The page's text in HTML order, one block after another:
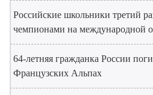
Российские школьники третий
чемпионами на международной
64-летняя гражданка России
Французских Альпах